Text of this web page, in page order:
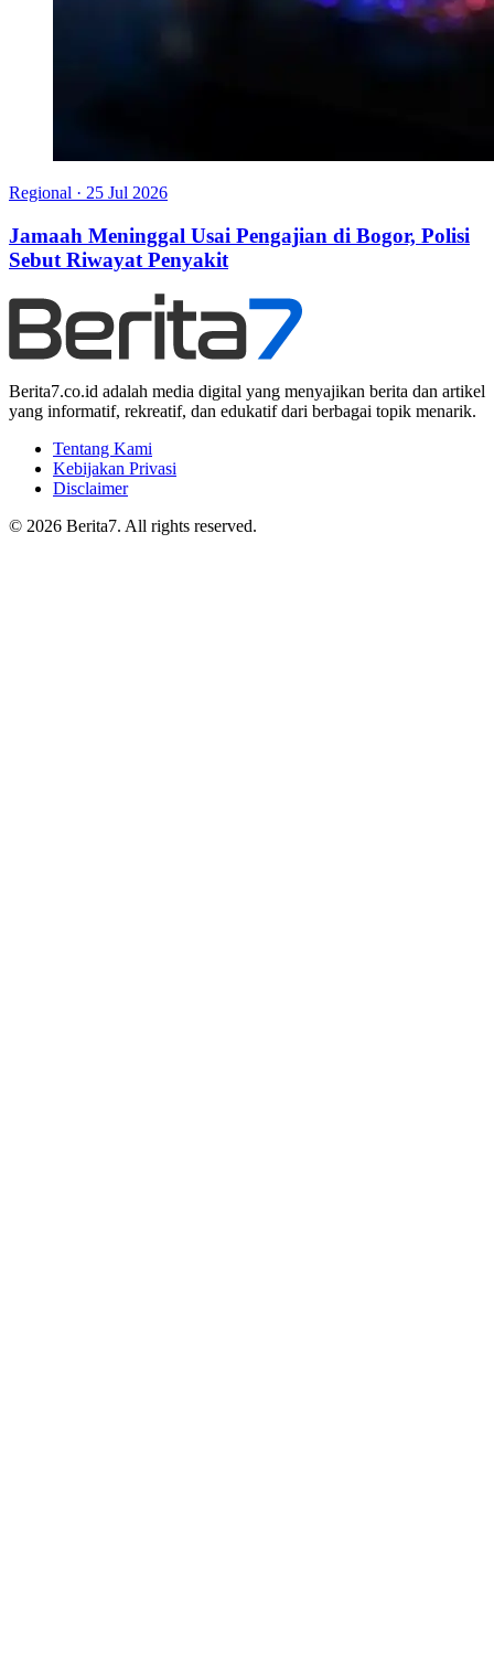
Regional · 25 Jul 2026
Jamaah Meninggal Usai Pengajian di Bogor, Polisi
Sebut Riwayat Penyakit
Berita7.co.id adalah media digital yang menyajikan berita dan artikel
yang informatif, rekreatif, dan edukatif dari berbagai topik menarik.
Tentang Kami
Kebijakan Privasi
Disclaimer
© 2026 Berita7. All rights reserved.